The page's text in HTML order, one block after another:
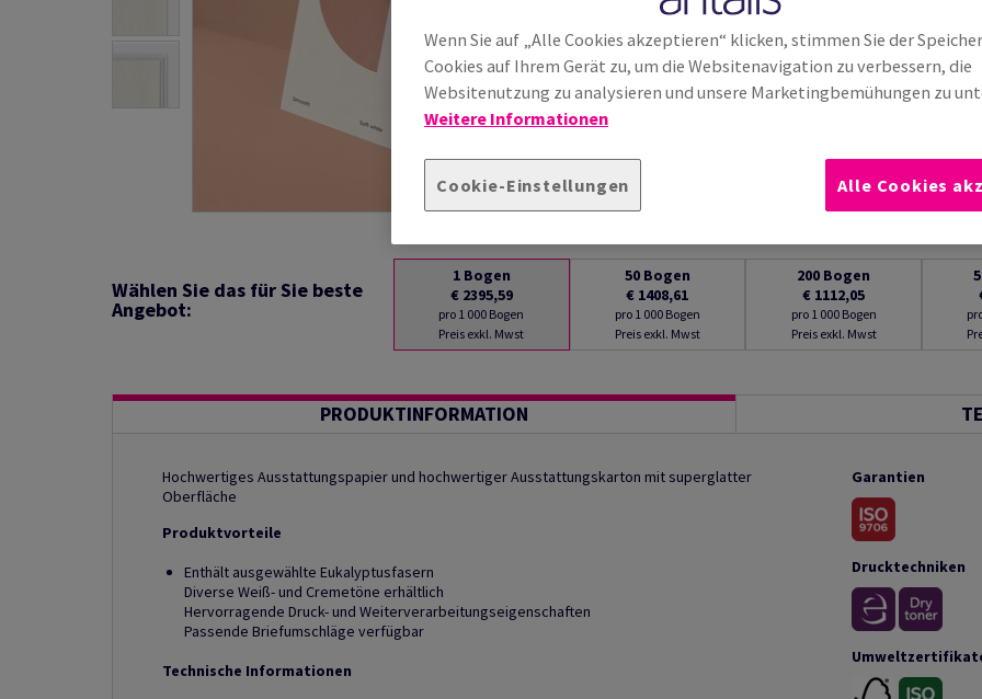
Wählen Sie das für Sie beste
Angebot:
1 Bogen
€ 2395,59
pro 1 000 Bogen
Preis exkl. Mwst
50 Bogen
€ 1408,61
pro 1 000 Bogen
Preis exkl. Mwst
200 Bogen
€ 1112,05
pro 1 000 Bogen
Preis exkl. Mwst
PRODUKTINFORMATION
Hochwertiges Ausstattungspapier und hochwertiger Ausstattungskarton mit superglatter
Oberfläche
Produktvorteile
Enthält ausgewählte Eukalyptusfasern
Diverse Weiß- und Cremetöne erhältlich
Hervorragende Druck- und Weiterverarbeitungseigenschaften
Passende Briefumschläge verfügbar
Technische Informationen
Garantien
Drucktechniken
Wenn Sie auf „Alle Cookies akzeptieren“ klicken, stimmen Sie der
Cookies auf Ihrem Gerät zu, um die Websitenavigation zu verbessern, die
Websitenutzung zu analysieren und unsere Marketingbemühungen zu
Weitere Informationen
Cookie-Einstellungen Alle Cookies